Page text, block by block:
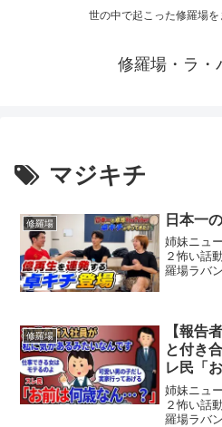
世の中で起こった修羅場を
修羅場・ラ・
マジキチ
修羅場 日本一
姉妹ニュ
２怖い話
羅場ラバ
動画閲覧
修羅場
【報告
と付き
レ民「
【2chゆ
姉妹ニュ
２怖い話
羅場ラバ